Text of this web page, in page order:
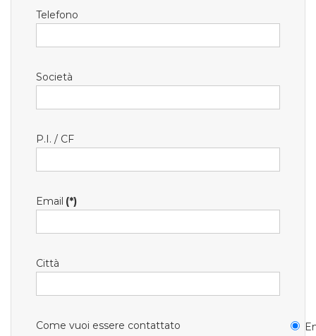
Telefono
Società
P.I. / CF
Email (*)
Città
Come vuoi essere contattato